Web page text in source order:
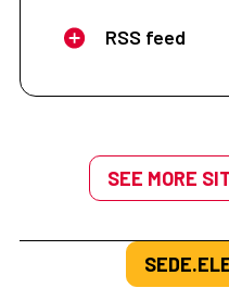
RSS feed
SEE MORE